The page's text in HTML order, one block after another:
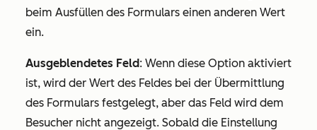
beim Ausfüllen des Formulars einen anderen Wert
ein.
Ausgeblendetes Feld: Wenn diese Option aktiviert
ist, wird der Wert des Feldes bei der Übermittlung
des Formulars festgelegt, aber das Feld wird dem
Besucher nicht angezeigt. Sobald die Einstellung